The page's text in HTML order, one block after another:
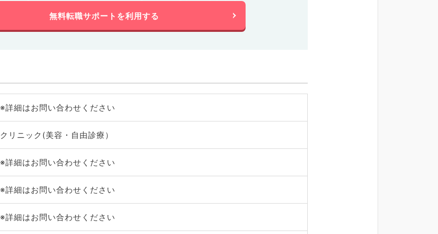
無料転職サポートを利用する
※詳細はお問い合わせください
クリニック(美容・自由診療）
※詳細はお問い合わせください
※詳細はお問い合わせください
※詳細はお問い合わせください